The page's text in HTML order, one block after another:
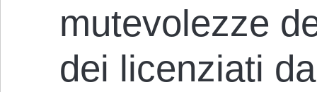
mutevolezze
dei licenziati